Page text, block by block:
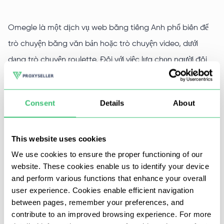
Consent Details About
This website uses cookies
We use cookies to ensure the proper functioning of our
website. These cookies enable us to identify your device
and perform various functions that enhance your overall
user experience. Cookies enable efficient navigation
between pages, remember your preferences, and
contribute to an improved browsing experience. For more
Omegle là một dịch vụ web bằng tiếng Anh phổ biến để
trò chuyện bằng văn bản hoặc trò chuyện video, dưới
dạng trò chuyện roulette. Đối với việc lựa chọn người đối
thoại, một thuật toán lựa chọn ngẫu nhiên được sử dụng
phù hợp với liên kết khu vực và các lợi ích đã xác định
trước đó.
tiếp bất cứ lúc nào thuận tiện.
Mua máy chủ proxy có thể giúp giải quyết một số vấn đề
liên quan đến việc sử dụng Omegle, cụ thể là:
Bỏ qua việc chặn khu vực - ở một số quốc gia, dịch vụ